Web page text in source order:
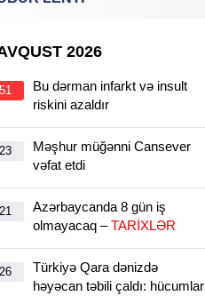
2026
Bu dərman infarkt və insult
riskini azaldır
Məşhur müğənni Cansever
vəfat etdi
Azərbaycanda 8 gün iş
olmayacaq –TARİXLƏR
Türkiyə Qara dənizdə
həyəcan təbili çaldı: hücumlar